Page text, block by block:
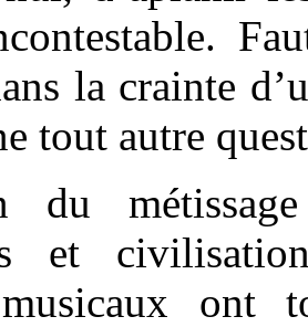
la crainte
tout autre
du
et
musicaux ont